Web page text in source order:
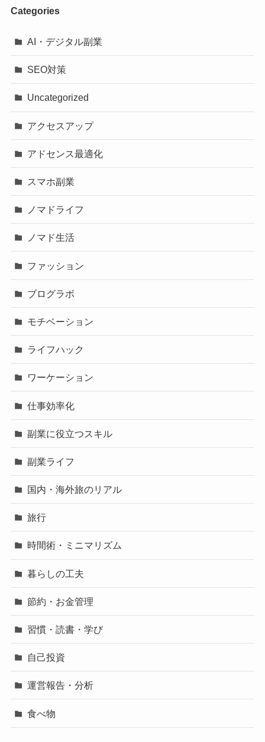
Categories
AI・デジタル副業
SEO対策
Uncategorized
アクセスアップ
アドセンス最適化
スマホ副業
ノマドライフ
ノマド生活
ファッション
ブログラボ
モチベーション
ライフハック
ワーケーション
仕事効率化
副業に役立つスキル
副業ライフ
国内・海外旅のリアル
旅行
時間術・ミニマリズム
暮らしの工夫
節約・お金管理
習慣・読書・学び
自己投資
運営報告・分析
食べ物